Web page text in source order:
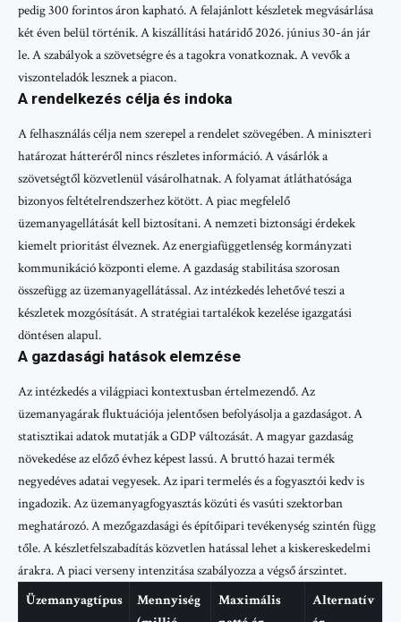
pedig 300 forintos áron kapható. A felajánlott készletek megvásárlása
két éven belül történik. A kiszállítási határidő 2026. június 30-án jár
le. A szabályok a szövetségre és a tagokra vonatkoznak. A vevők a
viszonteladók lesznek a piacon.
A rendelkezés célja és indoka
A felhasználás célja nem szerepel a rendelet szövegében. A miniszteri
határozat hátteréről nincs részletes információ. A vásárlók a
szövetségtől közvetlenül vásárolhatnak. A folyamat átláthatósága
bizonyos feltételrendszerhez kötött. A piac megfelelő
üzemanyagellátását kell biztosítani. A nemzeti biztonsági érdekek
kiemelt prioritást élveznek. Az energiafüggetlenség kormányzati
kommunikáció központi eleme. A gazdaság stabilitása szorosan
összefügg az üzemanyagellátással. Az intézkedés lehetővé teszi a
készletek mozgósítását. A stratégiai tartalékok kezelése igazgatási
döntésen alapul.
A gazdasági hatások elemzése
Az intézkedés a világpiaci kontextusban értelmezendő. Az
üzemanyagárak fluktuációja jelentősen befolyásolja a gazdaságot. A
statisztikai adatok mutatják a GDP változását. A magyar gazdaság
növekedése az előző évhez képest lassú. A bruttó hazai termék
negyedéves adatai vegyesek. Az ipari termelés és a fogyasztói kedv is
ingadozik. Az üzemanyagfogyasztás közúti és vasúti szektorban
meghatározó. A mezőgazdasági és építőipari tevékenység szintén függ
tőle. A készletfelszabadítás közvetlen hatással lehet a kiskereskedelmi
árakra. A piaci verseny intenzitása szabályozza a végső árszintet.
Üzemanyagtípus
Mennyiség
Maximális
Alternatív